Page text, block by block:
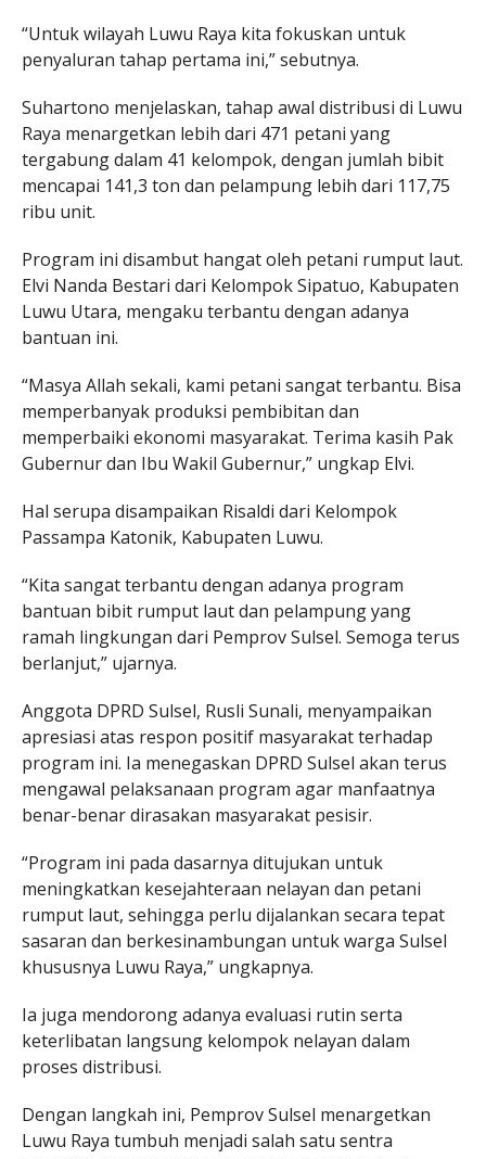
“Untuk wilayah Luwu Raya kita fokuskan untuk
penyaluran tahap pertama ini,” sebutnya.
Suhartono menjelaskan, tahap awal distribusi di Luwu
Raya menargetkan lebih dari 471 petani yang
tergabung dalam 41 kelompok, dengan jumlah bibit
mencapai 141,3 ton dan pelampung lebih dari 117,75
ribu unit.
Program ini disambut hangat oleh petani rumput laut.
Elvi Nanda Bestari dari Kelompok Sipatuo, Kabupaten
Luwu Utara, mengaku terbantu dengan adanya
bantuan ini.
“Masya Allah sekali, kami petani sangat terbantu. Bisa
memperbanyak produksi pembibitan dan
memperbaiki ekonomi masyarakat. Terima kasih Pak
Gubernur dan Ibu Wakil Gubernur,” ungkap Elvi.
Hal serupa disampaikan Risaldi dari Kelompok
Passampa Katonik, Kabupaten Luwu.
“Kita sangat terbantu dengan adanya program
bantuan bibit rumput laut dan pelampung yang
ramah lingkungan dari Pemprov Sulsel. Semoga terus
berlanjut,” ujarnya.
Anggota DPRD Sulsel, Rusli Sunali, menyampaikan
apresiasi atas respon positif masyarakat terhadap
program ini. Ia menegaskan DPRD Sulsel akan terus
mengawal pelaksanaan program agar manfaatnya
benar-benar dirasakan masyarakat pesisir.
“Program ini pada dasarnya ditujukan untuk
meningkatkan kesejahteraan nelayan dan petani
rumput laut, sehingga perlu dijalankan secara tepat
sasaran dan berkesinambungan untuk warga Sulsel
khususnya Luwu Raya,” ungkapnya.
Ia juga mendorong adanya evaluasi rutin serta
keterlibatan langsung kelompok nelayan dalam
proses distribusi.
Dengan langkah ini, Pemprov Sulsel menargetkan
Luwu Raya tumbuh menjadi salah satu sentra